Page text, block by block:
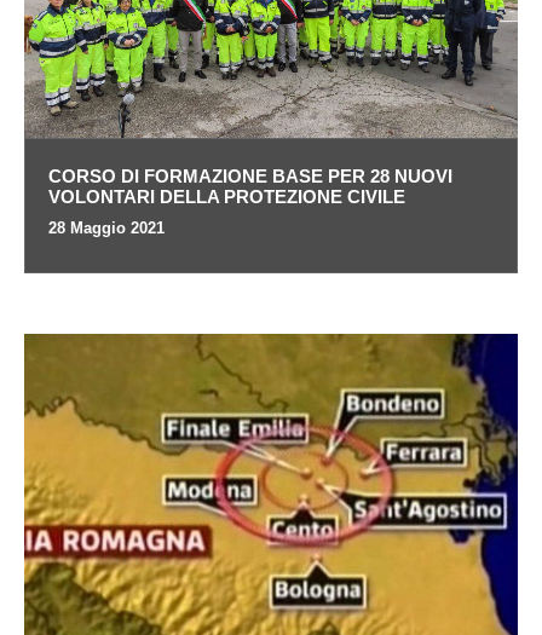
CORSO DI FORMAZIONE BASE PER 28 NUOVI
VOLONTARI DELLA PROTEZIONE CIVILE
28 Maggio 2021